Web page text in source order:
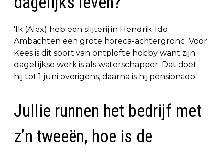
'Ik (Alex) heb een slijterij in Hendrik-Ido-
Ambachten een grote horeca-achtergrond. Voor
Kees is dit soort van ontplofte hobby want zijn
dageliijkse werk is als waterschapper. Dat doet
hij tot 1 juni overigens, daarna is hij pensionado.'
Jullie runnen het bedrijf met
z’n tweeën, hoe is de